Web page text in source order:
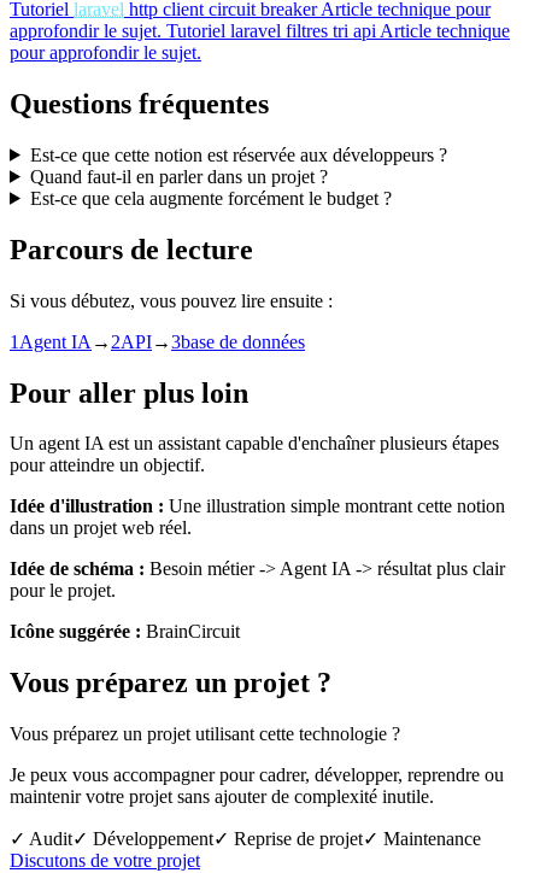
Tutoriel laravel http client circuit breaker Article technique pour
approfondir le sujet. Tutoriel laravel filtres tri api Article technique
pour approfondir le sujet.
Questions fréquentes
Est-ce que cette notion est réservée aux développeurs ?
Quand faut-il en parler dans un projet ?
Est-ce que cela augmente forcément le budget ?
Parcours de lecture
Si vous débutez, vous pouvez lire ensuite :
1 Agent IA → 2API→3base de données
Pour aller plus loin
Un agent IA est un assistant capable d'enchaîner plusieurs étapes
pour atteindre un objectif.
Idée d'illustration : Une illustration simple montrant cette notion
dans un projet web réel.
Idée de schéma : Besoin métier -> Agent IA -> résultat plus clair
pour le projet.
Icône suggérée : BrainCircuit
Vous préparez un projet ?
Vous préparez un projet utilisant cette technologie ?
Je peux vous accompagner pour cadrer, développer, reprendre ou
maintenir votre projet sans ajouter de complexité inutile.
✓ Audit✓ Développement✓ Reprise de projet✓ Maintenance
Discutons de votre projet